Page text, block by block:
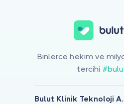
Binlerce hekim ve
tercihi
Bulut Klinik Teknoloji